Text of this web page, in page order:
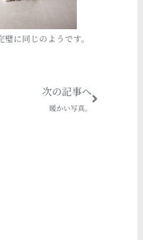
に同じのようです。
次の記事へ
暖かい写真。
Next